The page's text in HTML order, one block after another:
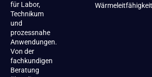
für Labor,
Technikum
und
prozessnahe
Anwendungen.
Von der
fachkundigen
Beratung